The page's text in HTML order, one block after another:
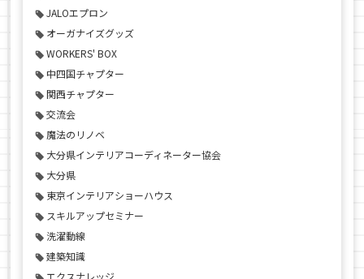
JALOエプロン
オーガナイズグッズ
WORKERS' BOX
中四国チャプター
関西チャプター
交流会
魔法のリノベ
大分県インテリアコーディネーター協会
大分県
東京インテリアショーハウス
スキルアップセミナー
洗濯動線
建築知識
エクスナレッジ